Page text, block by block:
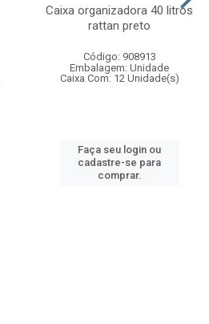
Caixa organizadora 40 litros
rattan preto
Código: 908913
Embalagem: Unidade
Caixa Com: 12 Unidade(s)
Faça seu login ou
cadastre-se para
comprar.